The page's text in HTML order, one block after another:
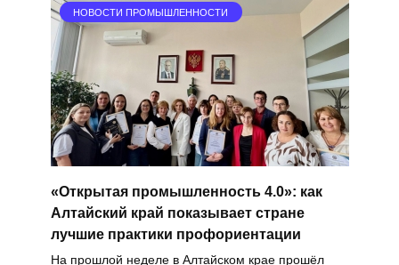
НОВОСТИ ПРОМЫШЛЕННОСТИ
«Открытая промышленность 4.0»: как
Алтайский край показывает странe
лучшие практики профориентации
На прошлой неделе в Алтайском крае прошёл